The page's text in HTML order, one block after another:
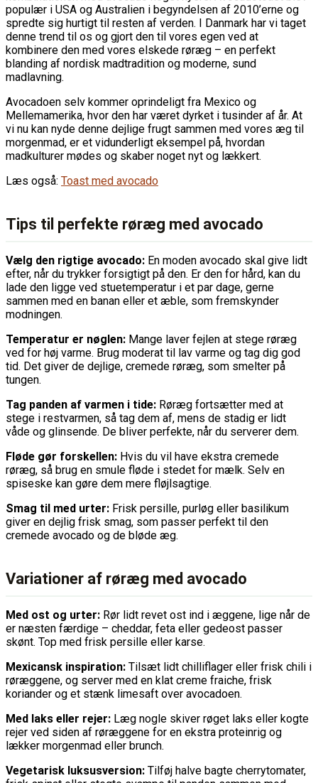
populær i USA og Australien i begyndelsen af 2010’erne og
spredte sig hurtigt til resten af verden. I Danmark har vi taget
denne trend til os og gjort den til vores egen ved at
kombinere den med vores elskede røræg – en perfekt
blanding af nordisk madtradition og moderne, sund
madlavning.
Avocadoen selv kommer oprindeligt fra Mexico og
Mellemamerika, hvor den har været dyrket i tusinder af år. At
vi nu kan nyde denne dejlige frugt sammen med vores æg til
morgenmad, er et vidunderligt eksempel på, hvordan
madkulturer mødes og skaber noget nyt og lækkert.
Læs også: Toast med avocado
Tips til perfekte røræg med avocado
Vælg den rigtige avocado: En moden avocado skal give lidt
efter, når du trykker forsigtigt på den. Er den for hård, kan du
lade den ligge ved stuetemperatur i et par dage, gerne
sammen med en banan eller et æble, som fremskynder
modningen.
Temperatur er nøglen: Mange laver fejlen at stege røræg
ved for høj varme. Brug moderat til lav varme og tag dig god
tid. Det giver de dejlige, cremede røræg, som smelter på
tungen.
Tag panden af varmen i tide: Røræg fortsætter med at
stege i restvarmen, så tag dem af, mens de stadig er lidt
våde og glinsende. De bliver perfekte, når du serverer dem.
Fløde gør forskellen: Hvis du vil have ekstra cremede
røræg, så brug en smule fløde i stedet for mælk. Selv en
spiseske kan gøre dem mere fløjlsagtige.
Smag til med urter: Frisk persille, purløg eller basilikum
giver en dejlig frisk smag, som passer perfekt til den
cremede avocado og de bløde æg.
Variationer af røræg med avocado
Med ost og urter: Rør lidt revet ost ind i æggene, lige når de
er næsten færdige – cheddar, feta eller gedeost passer
skønt. Top med frisk persille eller karse.
Mexicansk inspiration: Tilsæt lidt chilliflager eller frisk chili i
røræggene, og server med en klat creme fraiche, frisk
koriander og et stænk limesaft over avocadoen.
Med laks eller rejer: Læg nogle skiver røget laks eller kogte
rejer ved siden af røræggene for en ekstra proteinrig og
lækker morgenmad eller brunch.
Vegetarisk luksusversion: Tilføj halve bagte cherrytomater,